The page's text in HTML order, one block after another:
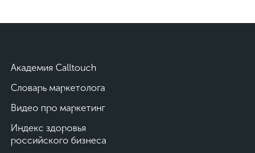
Академия Calltouch
Словарь маркетолога
Видео про маркетинг
Индекс здоровья
российского бизнеса